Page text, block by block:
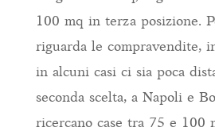
100 mq in terza posizione.
riguarda le compravendite,
in alcuni casi ci sia poca
seconda scelta, a Napoli e
ricercano case tra 75 e 100